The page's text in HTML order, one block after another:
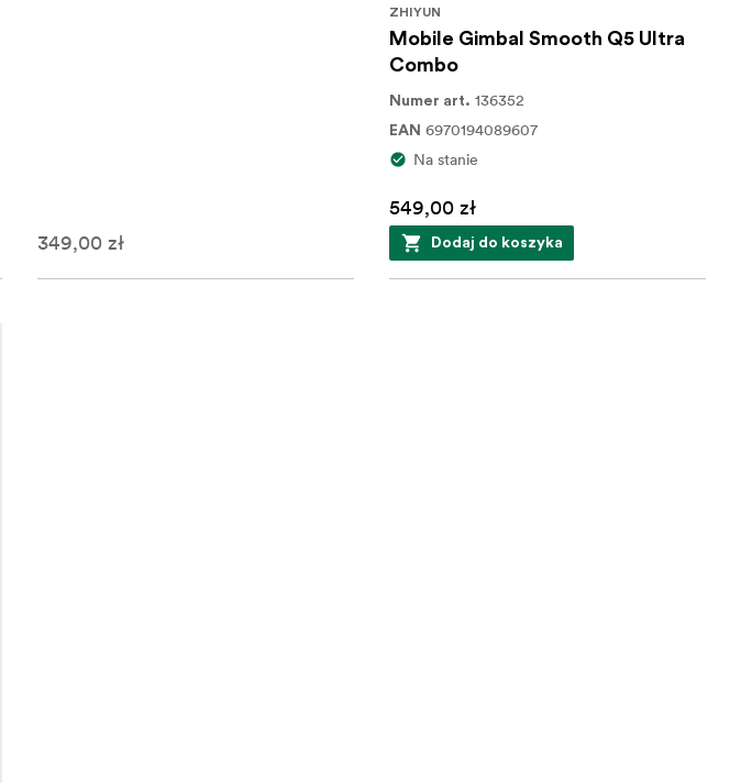
349,00 zł
ZHIYUN
Mobile Gimbal Smooth Q5 Ultra
Combo
Numer art. 136352
EAN 6970194089607
Na stanie
549,00 zł
Dodaj do koszyka